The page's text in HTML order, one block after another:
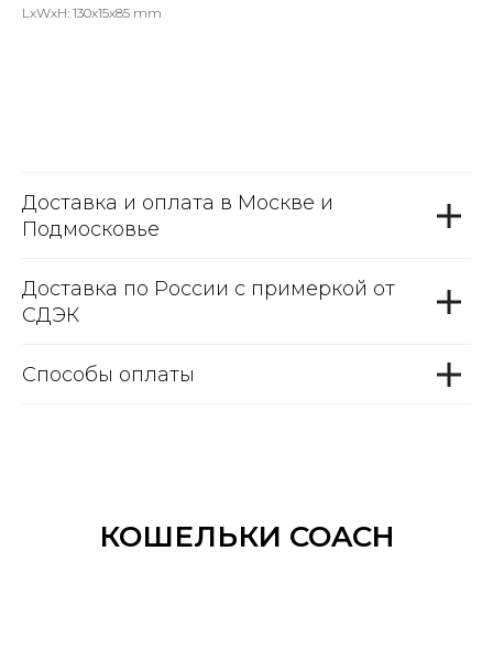
LxWxH: 130x15x85 mm
Доставка и оплата в Москве и
Подмосковье
Доставка по России с примеркой от
СДЭК
Способы оплаты
КОШЕЛЬКИ COACH